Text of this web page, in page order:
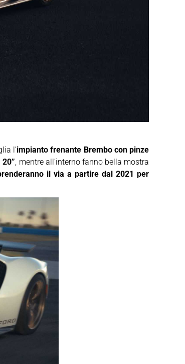
l’impianto frenante Brembo con pinze
20”, mentre all’interno fanno bella mostra
il via a partire dal 2021 per